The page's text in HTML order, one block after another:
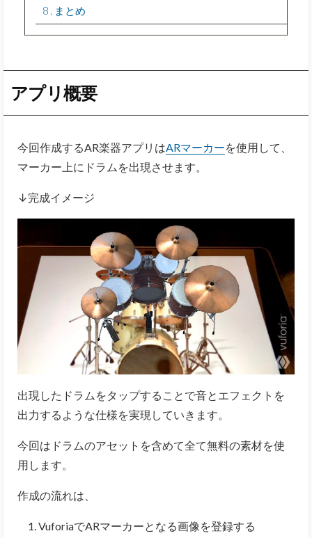
8 まとめ
アプリ概要
今回作成するAR楽器アプリはARマーカーを使用して、
マーカー上にドラムを出現させます。
↓完成イメージ
出現したドラムをタップすることで音とエフェクトを
出力するような仕様を実現していきます。
今回はドラムのアセットを含めて全て無料の素材を使
用します。
作成の流れは、
VuforiaでARマーカーとなる画像を登録する